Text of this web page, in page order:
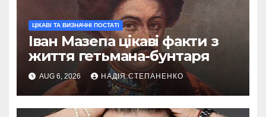
ЦІКАВІ ТА ВИЗНАЧНІ ПОСТАТІ
Іван Мазепа цікаві факти з
життя гетьмана-бунтаря
AUG 6, 2026 НАДІЯ СТЕПАНЕНКО